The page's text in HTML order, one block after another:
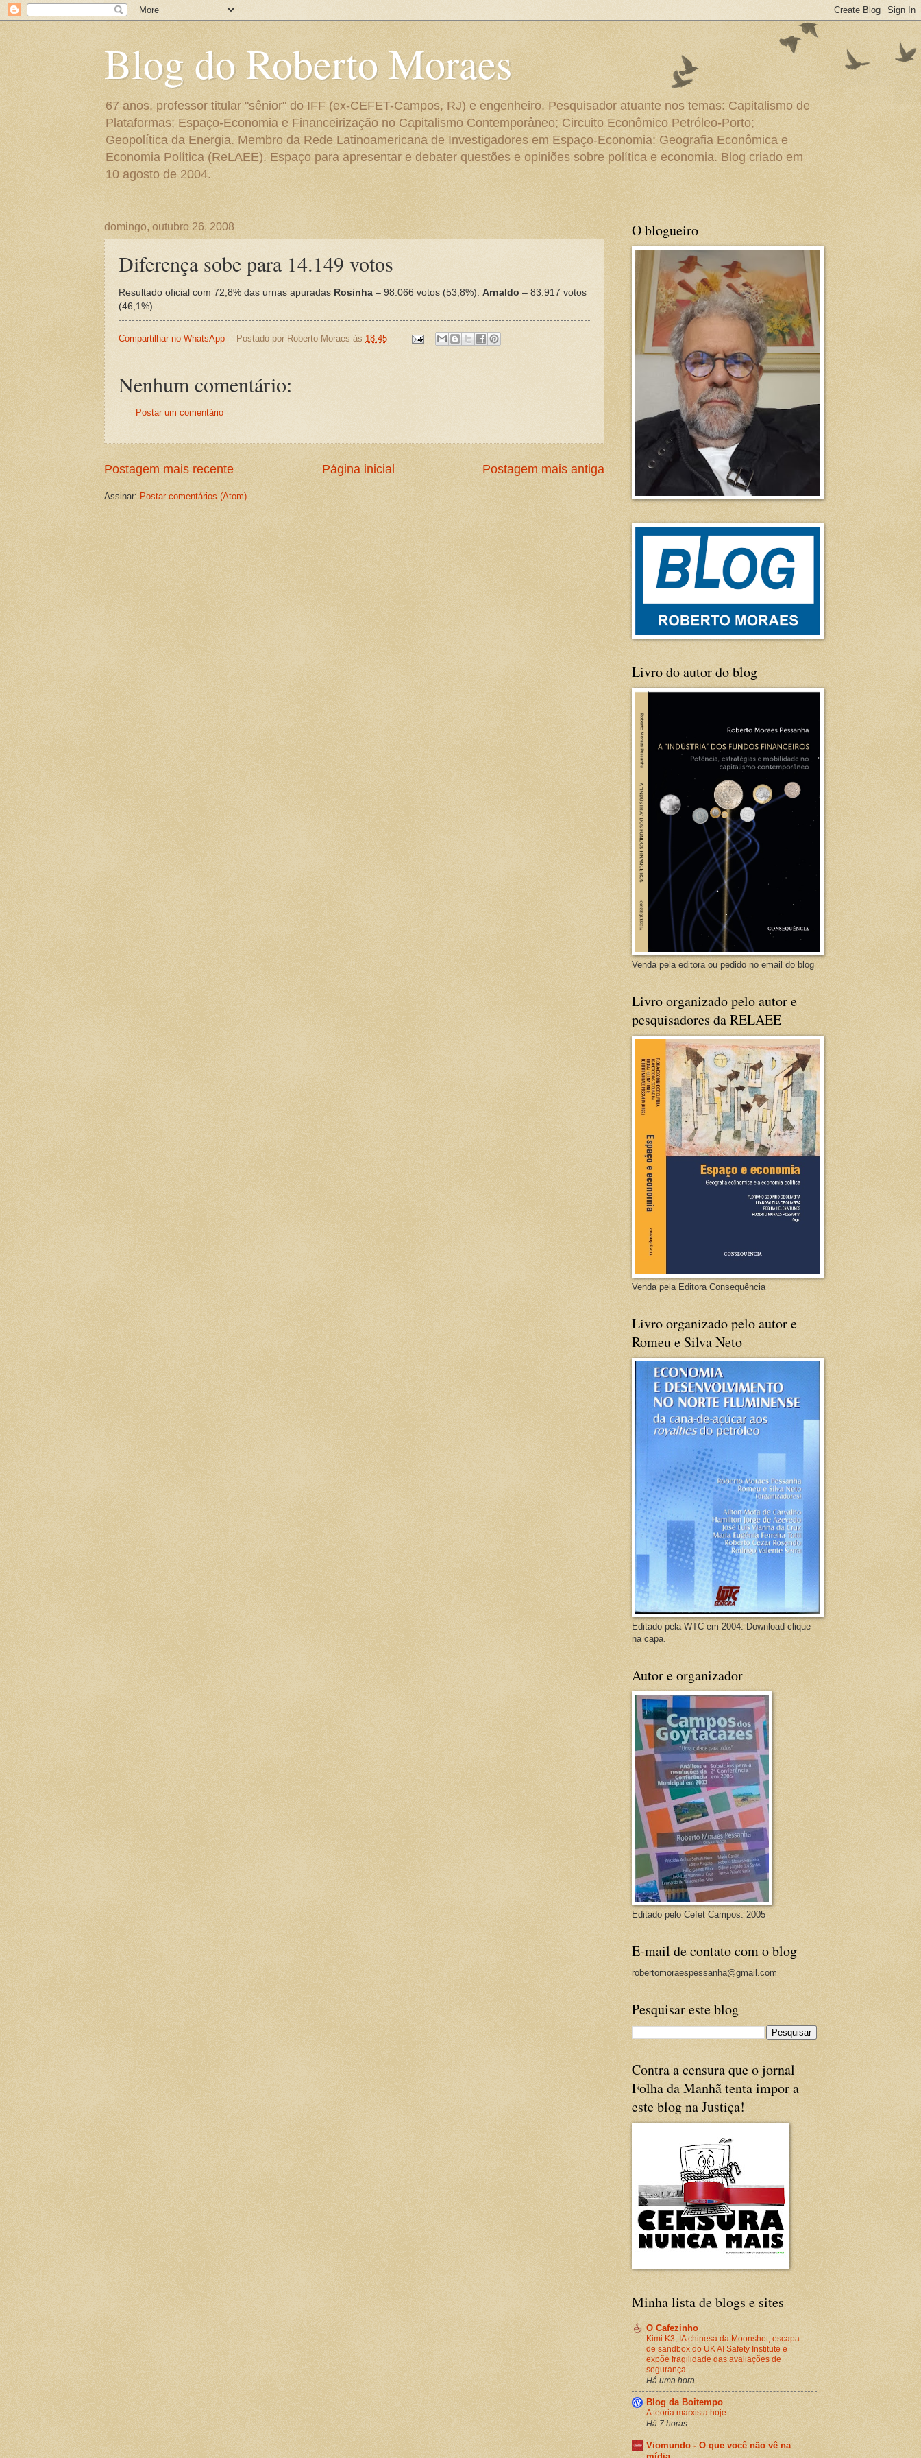
Blog do Roberto Moraes
67 anos, professor titular "sênior" do IFF (ex-CEFET-Campos, RJ) e engenheiro. Pesquisador atuante nos temas: Capitalismo de
Plataformas; Espaço-Economia e Financeirização no Capitalismo Contemporâneo; Circuito Econômico Petróleo-Porto;
Geopolítica da Energia. Membro da Rede Latinoamericana de Investigadores em Espaço-Economia: Geografia Econômica e
Economia Política (ReLAEE). Espaço para apresentar e debater questões e opiniões sobre política e economia. Blog criado em
10 agosto de 2004.
domingo, outubro 26, 2008
Diferença sobe para 14.149 votos
Resultado oficial com 72,8% das urnas apuradas Rosinha – 98.066 votos (53,8%). Arnaldo – 83.917 votos
(46,1%).
Compartilhar no WhatsApp Postado por Roberto Moraes às 18:45
Nenhum comentário:
Postar um comentário
Postagem mais recente Postagem mais antiga
Página inicial
Assinar: Postar comentários (Atom)
O blogueiro
Livro do autor do blog
Venda pela editora ou pedido no email do blog
Livro organizado pelo autor e
pesquisadores da RELAEE
Venda pela Editora Consequência
Livro organizado pelo autor e
Romeu e Silva Neto
Editado pela WTC em 2004. Download clique
na capa.
Autor e organizador
Editado pelo Cefet Campos: 2005
E-mail de contato com o blog
robertomoraespessanha@gmail.com
Pesquisar este blog
Contra a censura que o jornal
Folha da Manhã tenta impor a
este blog na Justiça!
Minha lista de blogs e sites
O Cafezinho
Kimi K3, IA chinesa da Moonshot, escapa
de sandbox do UK AI Safety Institute e
expõe fragilidade das avaliações de
segurança
Há uma hora
Blog da Boitempo
A teoria marxista hoje
Há 7 horas
Viomundo - O que você não vê na
mídia